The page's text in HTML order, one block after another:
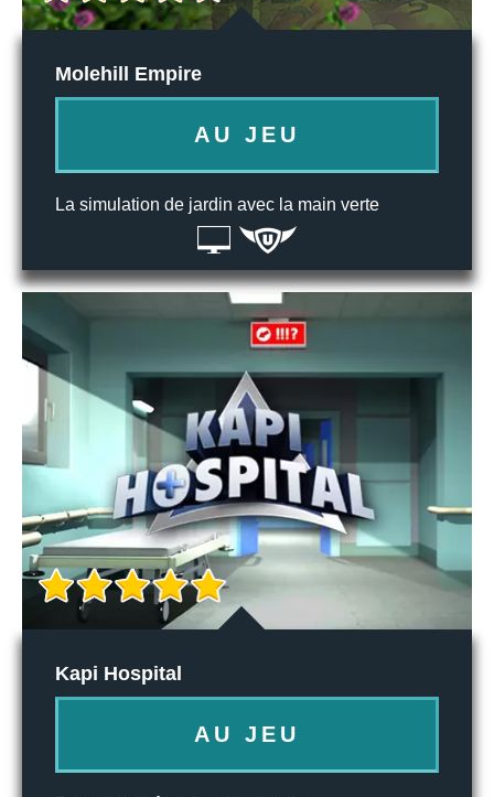
Molehill Empire
AU JEU
La simulation de jardin avec la main verte
Kapi Hospital
AU JEU